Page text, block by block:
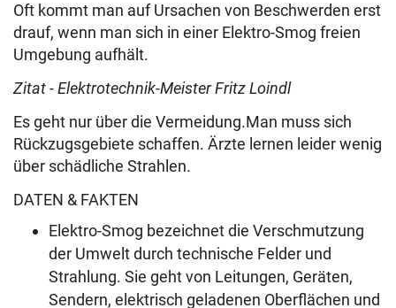
Oft kommt man auf Ursachen von Beschwerden erst
drauf, wenn man sich in einer Elektro-Smog freien
Umgebung aufhält.
Zitat - Elektrotechnik-Meister Fritz Loindl
Es geht nur über die Vermeidung.Man muss sich
Rückzugsgebiete schaffen. Ärzte lernen leider wenig
über schädliche Strahlen.
DATEN & FAKTEN
Elektro-Smog bezeichnet die Verschmutzung
der Umwelt durch technische Felder und
Strahlung. Sie geht von Leitungen, Geräten,
Sendern, elektrisch geladenen Oberflächen und